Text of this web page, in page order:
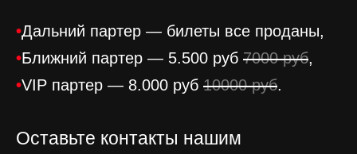
•Дальний партер — билеты все проданы,
•Ближний партер — 5.500 руб 7000 руб,
•VIP партер — 8.000 руб 10000 руб.
Оставьте контакты нашим